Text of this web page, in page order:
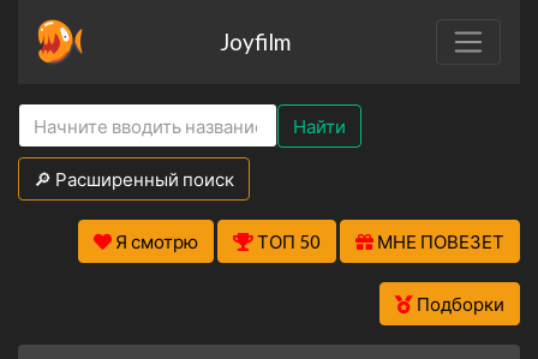
Joyfilm
Найти
🔎 Расширенный поиск
Я смотрю ТОП 50 МНЕ ПОВЕЗЕТ
Подборки